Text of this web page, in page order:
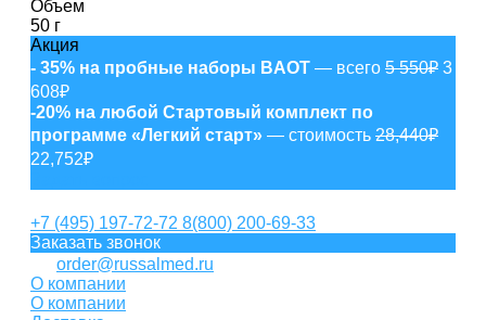
Объем
50 г
Акция
- 35% на пробные наборы BAOT — всего 5 550₽ 3
608₽
-20% на любой Стартовый комплект по
программе «Легкий старт» — стоимость 28,440₽
22,752₽
+7 (495) 197-72-72 8(800) 200-69-33
Заказать звонок
order@russalmed.ru
О компании
О компании